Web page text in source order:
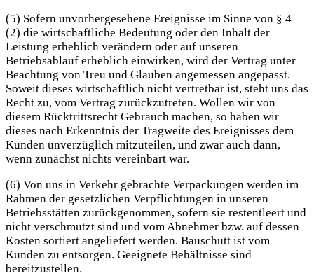
(5) Sofern unvorhergesehene Ereignisse im Sinne von § 4
(2) die wirtschaftliche Bedeutung oder den Inhalt der
Leistung erheblich verändern oder auf unseren
Betriebsablauf erheblich einwirken, wird der Vertrag unter
Beachtung von Treu und Glauben angemessen angepasst.
Soweit dieses wirtschaftlich nicht vertretbar ist, steht uns das
Recht zu, vom Vertrag zurückzutreten. Wollen wir von
diesem Rücktrittsrecht Gebrauch machen, so haben wir
dieses nach Erkenntnis der Tragweite des Ereignisses dem
Kunden unverzüglich mitzuteilen, und zwar auch dann,
wenn zunächst nichts vereinbart war.
(6) Von uns in Verkehr gebrachte Verpackungen werden im
Rahmen der gesetzlichen Verpflichtungen in unseren
Betriebsstätten zurückgenommen, sofern sie restentleert und
nicht verschmutzt sind und vom Abnehmer bzw. auf dessen
Kosten sortiert angeliefert werden. Bauschutt ist vom
Kunden zu entsorgen. Geeignete Behältnisse sind
bereitzustellen.